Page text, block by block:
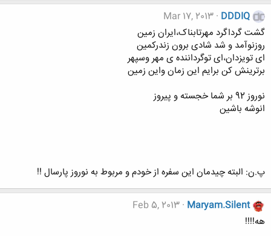
DDDIQ
Mar 17, 2013
گشت گرداگرد مهرتابناک،ایران زمین
روزنوآمد و شد شادی برون زندرکمین
ای تویزدان،ای توگرداننده ی مهر وسپهر
برترینش کن برایم این زمان واین زمین
نوروز 92 بر شما خجسته و پیروز
انوشه باشین
پ.ن: البته چیدمان این سفره از خودم و مربوط به نوروز پارسال !!
Maryam.Silent
Feb 5, 2013
هه!!!!